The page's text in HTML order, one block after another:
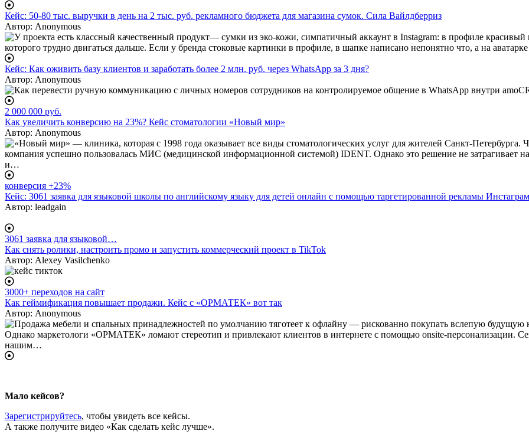
Кейс: 50-80 тыс. выручки в день на 2 тыс. руб. рекламного бюджета для магазина сумок. Сила Вайлдберриз
Автор: Anonymous
Кейс: Как оживить базу клиентов и заработать более 2 млн. руб. через WhatsApp за 3 дня?
Автор: Anonymous
2 000 000 руб.
Как увеличить конверсию на 23%? Кейс стоматологии «Новый мир»
Автор: Anonymous
конверсия +23%
Кейс: 3061 заявка для языковой школы по английскому языку для детей онлайн с помощью таргетированной рекламы Инстаграм
Автор: leadgain
3061 заявка для языковой…
Как снять ролики, настроить промо и запустить коммерческий проект в TikTok
Автор: Alexey Vasilchenko
3000+ переходов на сайт
Как геймификация повышает продажи. Кейс с «ОРМАТЕК» вот так
Автор: Anonymous
Мало кейсов?
Зарегистрируйтесь, чтобы увидеть все кейсы.
А также получите видео «Как сделать кейс лучше».